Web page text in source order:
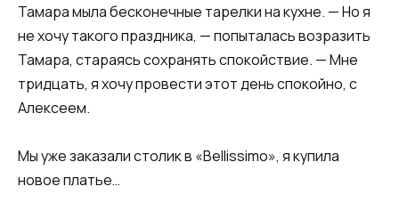
Тамара мыла бесконечные тарелки на кухне. — Но я
не хочу такого праздника, — попыталась возразить
Тамара, стараясь сохранять спокойствие. — Мне
тридцать, я хочу провести этот день спокойно, с
Алексеем.
Мы уже заказали столик в «Bellissimo», я купила
новое платье…